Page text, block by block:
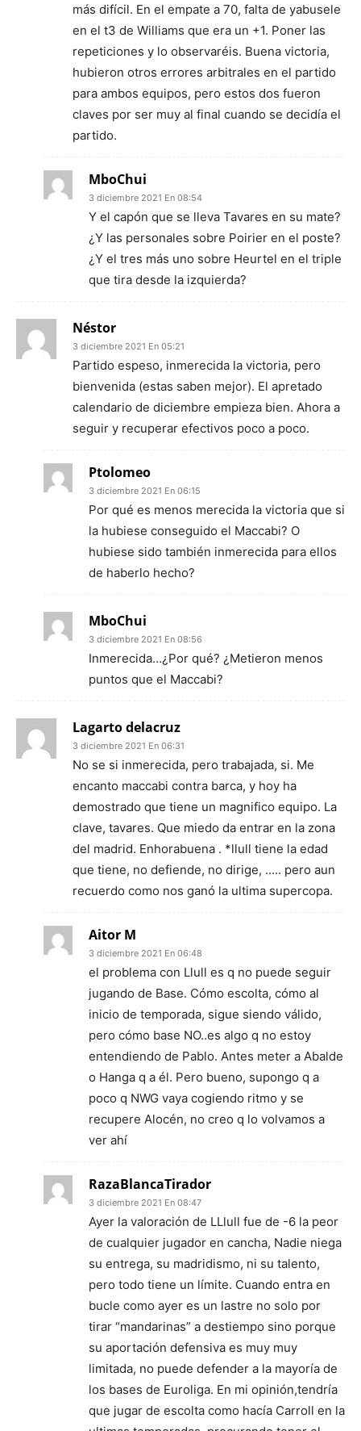
más difícil. En el empate a 70, falta de yabusele
en el t3 de Williams que era un +1. Poner las
repeticiones y lo observaréis. Buena victoria,
hubieron otros errores arbitrales en el partido
para ambos equipos, pero estos dos fueron
claves por ser muy al final cuando se decidía el
partido.
MboChui
3 diciembre 2021 En 08:54
Y el capón que se lleva Tavares en su mate?
¿Y las personales sobre Poirier en el poste?
¿Y el tres más uno sobre Heurtel en el triple
que tira desde la izquierda?
Néstor
3 diciembre 2021 En 05:21
Partido espeso, inmerecida la victoria, pero
bienvenida (estas saben mejor). El apretado
calendario de diciembre empieza bien. Ahora a
seguir y recuperar efectivos poco a poco.
Ptolomeo
3 diciembre 2021 En 06:15
Por qué es menos merecida la victoria que si
la hubiese conseguido el Maccabi? O
hubiese sido también inmerecida para ellos
de haberlo hecho?
MboChui
3 diciembre 2021 En 08:56
Inmerecida…¿Por qué? ¿Metieron menos
puntos que el Maccabi?
Lagarto delacruz
3 diciembre 2021 En 06:31
No se si inmerecida, pero trabajada, si. Me
encanto maccabi contra barca, y hoy ha
demostrado que tiene un magnifico equipo. La
clave, tavares. Que miedo da entrar en la zona
del madrid. Enhorabuena . *llull tiene la edad
que tiene, no defiende, no dirige, ….. pero aun
recuerdo como nos ganó la ultima supercopa.
Aitor M
3 diciembre 2021 En 06:48
el problema con Llull es q no puede seguir
jugando de Base. Cómo escolta, cómo al
inicio de temporada, sigue siendo válido,
pero cómo base NO..es algo q no estoy
entendiendo de Pablo. Antes meter a Abalde
o Hanga q a él. Pero bueno, supongo q a
poco q NWG vaya cogiendo ritmo y se
recupere Alocén, no creo q lo volvamos a
ver ahí
RazaBlancaTirador
3 diciembre 2021 En 08:47
Ayer la valoración de LLlull fue de -6 la peor
de cualquier jugador en cancha, Nadie niega
su entrega, su madridismo, ni su talento,
pero todo tiene un límite. Cuando entra en
bucle como ayer es un lastre no solo por
tirar “mandarinas” a destiempo sino porque
su aportación defensiva es muy muy
limitada, no puede defender a la mayoría de
los bases de Euroliga. En mi opinión,tendría
que jugar de escolta como hacía Carroll en la